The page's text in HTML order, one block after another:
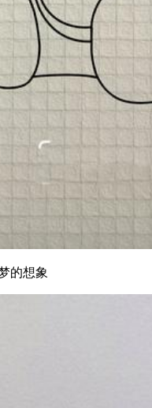
的想象